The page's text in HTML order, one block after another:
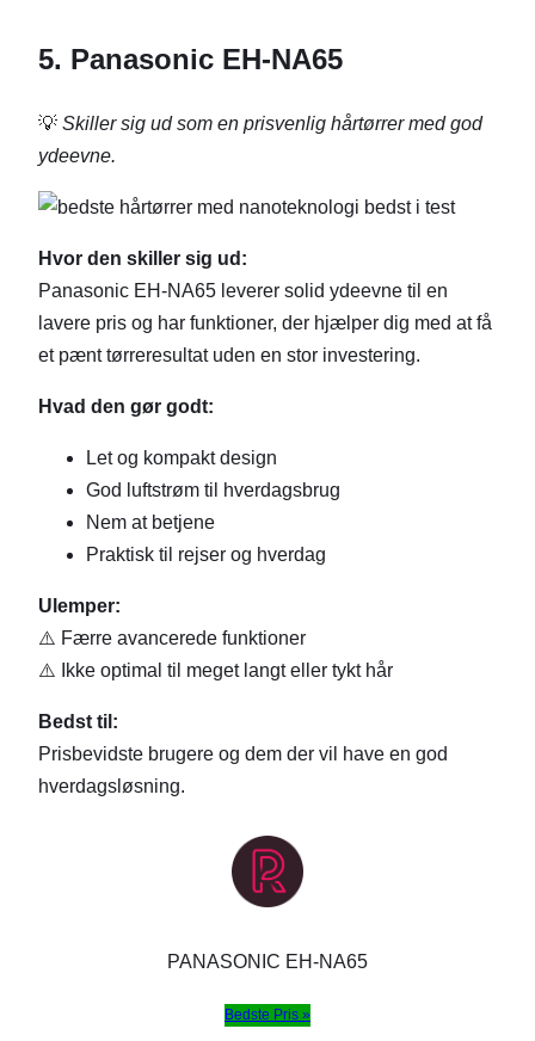
5. Panasonic EH-NA65
💡 Skiller sig ud som en prisvenlig hårtørrer med god
ydeevne.
Hvor den skiller sig ud:
Panasonic EH-NA65 leverer solid ydeevne til en
lavere pris og har funktioner, der hjælper dig med at få
et pænt tørreresultat uden en stor investering.
Hvad den gør godt:
Let og kompakt design
God luftstrøm til hverdagsbrug
Nem at betjene
Praktisk til rejser og hverdag
Ulemper:
⚠️ Færre avancerede funktioner
⚠️ Ikke optimal til meget langt eller tykt hår
Bedst til:
Prisbevidste brugere og dem der vil have en god
hverdagsløsning.
PANASONIC EH-NA65
Bedste Pris »